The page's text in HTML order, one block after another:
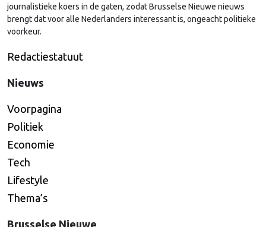
journalistieke koers in de gaten, zodat Brusselse Nieuwe nieuws
brengt dat voor alle Nederlanders interessant is, ongeacht politieke
voorkeur.
Redactiestatuut
Nieuws
Voorpagina
Politiek
Economie
Tech
Lifestyle
Thema’s
Brusselse Nieuwe